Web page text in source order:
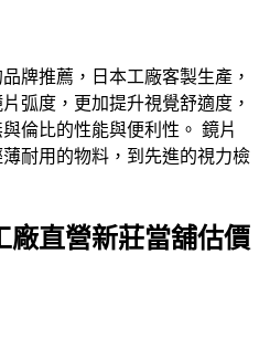
牌推薦，日本工廠客製生產，
弧度，更加提升視覺舒適度，
倫比的性能與便利性。 鏡片
耐用的物料，到先進的視力檢
廠直營新莊當舖估價